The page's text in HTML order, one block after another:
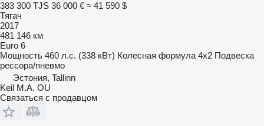
383 300 TJS 36 000 € ≈ 41 590 $
Тягач
2017
481 146 км
Euro 6
Мощность 460 л.с. (338 кВт) Колесная формула 4x2 Подвеска
рессора/пневмо
Эстония, Tallinn
Keil M.A. OU
Связаться с продавцом